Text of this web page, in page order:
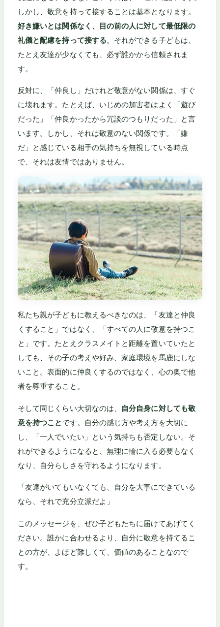
しかし、敬意を持って接することは基本となります。
好き嫌いとは関係なく、目の前の人に対して最低限の
礼儀と配慮を持って接する。それができる子どもは、
たとえ友達が少なくても、必ず誰かから信頼されま
す。
反対に、「仲良し」だけれど敬意がない関係は、すぐ
に壊れます。たとえば、いじめの加害者はよく「遊び
だった」「仲良かったから冗談のつもりだった」と言
います。しかし、それは敬意のない関係です。「嫌
だ」と感じている相手の気持ちを無視している時点
で、それは友情ではありません。
私たち親が子どもに教えるべきなのは、「友達と仲良
くすること」ではなく、「すべての人に敬意を持つこ
と」です。たとえクラスメイトと距離を置いていたと
しても、その子の考えや好み、家庭環境を馬鹿にしな
いこと。表面的に仲良くするのではなく、心の奥で他
者を尊重すること。
そして同じくらい大切なのは、 自分自身に対しても敬
意を持つこと です。自分の感じ方や考え方を大切に
し、「一人でいたい」という気持ちも否定しない。そ
れができるようになると、無理に輪に入る必要もなく
なり、自分らしさを守れるようになります。
「友達がいてもいなくても、自分を大事にできている
なら、それで充分立派だよ」
このメッセージを、ぜひ子どもたちに届けてあげてく
ださい。誰かに合わせるより、自分に敬意を持てるこ
との方が、よほど難しくて、価値のあることなので
す。